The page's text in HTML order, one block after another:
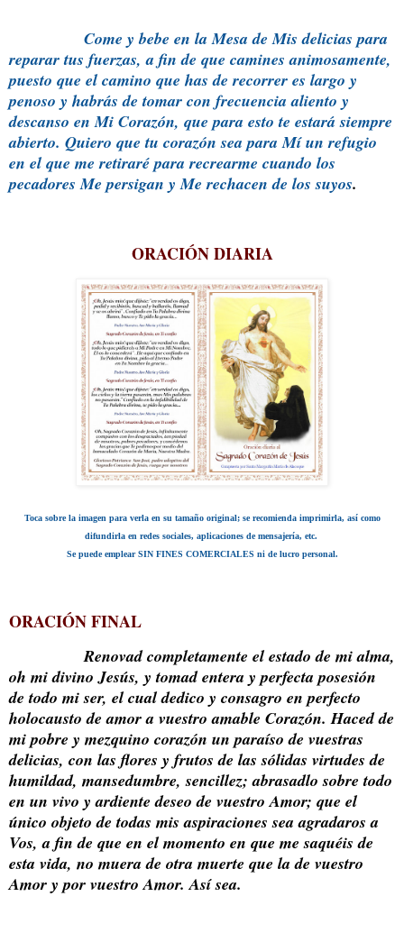
Come y bebe en la Mesa de Mis delicias para
reparar tus fuerzas, a fin de que camines animosamente,
puesto que el camino que has de recorrer es largo y
penoso y habrás de tomar con frecuencia aliento y
descanso en Mi Corazón, que para esto te estará siempre
abierto. Quiero que tu corazón sea para Mí un refugio
en el que me retiraré para recrearme cuando los
pecadores Me persigan y Me rechacen de los suyos.
ORACIÓN DIARIA
Toca sobre la imagen para verla en su tamaño original; se recomienda imprimirla, así como
difundirla en redes sociales, aplicaciones de mensajería, etc.
Se puede emplear SIN FINES COMERCIALES ni de lucro personal.
ORACIÓN FINAL
Renovad completamente el estado de mi alma,
oh mi divino Jesús, y tomad entera y perfecta posesión
de todo mi ser, el cual dedico y consagro en perfecto
holocausto de amor a vuestro amable Corazón. Haced de
mi pobre y mezquino corazón un paraíso de vuestras
delicias, con las flores y frutos de las sólidas virtudes de
humildad, mansedumbre, sencillez; abrasadlo sobre todo
en un vivo y ardiente deseo de vuestro Amor; que el
único objeto de todas mis aspiraciones sea agradaros a
Vos, a fin de que en el momento en que me saquéis de
esta vida, no muera de otra muerte que la de vuestro
Amor y por vuestro Amor. Así sea.